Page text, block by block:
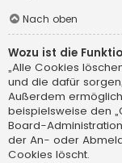
Nach oben
Wozu ist die
„Alle Cookies
und die dafür
Außerdem
beispielsweise den
Board-
der An- oder
Cookies löscht.